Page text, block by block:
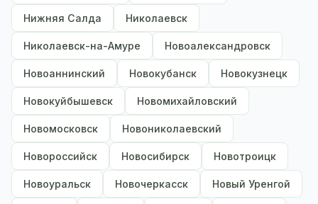
Нижняя Салда Николаевск
Николаевск-на-Амуре Новоалександровск
Новоаннинский Новокубанск Новокузнецк
Новокуйбышевск Новомихайловский
Новомосковск Новониколаевский
Новороссийск Новосибирск Новотроицк
Новоуральск Новочеркасск Новый Уренгой